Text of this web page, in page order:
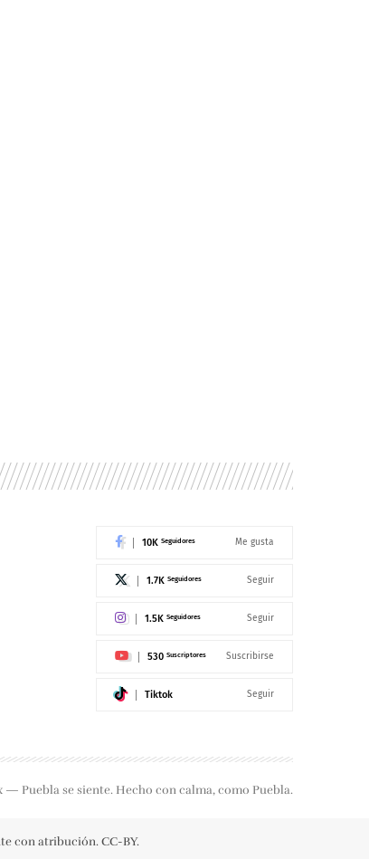
10K Seguidores Me gusta
1.7K Seguidores Seguir
1.5K Seguidores Seguir
530 Suscriptores Suscribirse
Tiktok Seguir
— Puebla se siente. Hecho con calma, como Puebla.
con atribución. CC-BY.